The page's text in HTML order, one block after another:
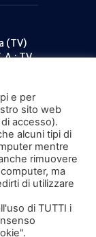
(TV)
TV
e per
sito web
accesso).
alcuni tipi di
mentre
rimuovere
ma
di utilizzare
di TUTTI i